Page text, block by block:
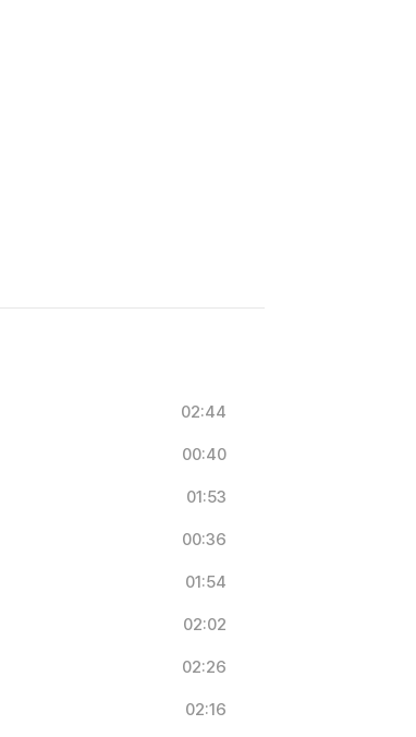
02:44
00:40
01:53
00:36
01:54
02:02
02:26
02:16